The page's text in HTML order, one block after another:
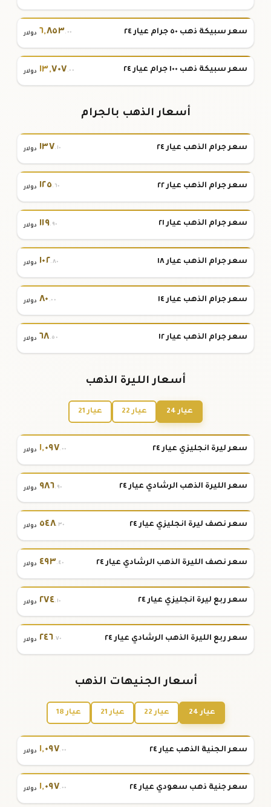
سعر سبيكة ذهب ٥٠ جرام عيار ٢٤ ٦,٨٥٣.٠٠ دولار
سعر سبيكة ذهب ١٠٠ جرام عيار ٢٤ ١٣,٧٠٧.٠٠ دولار
أسعار الذهب بالجرام
سعر جرام الذهب عيار ٢٤ ١٣٧.١٠ دولار
سعر جرام الذهب عيار ٢٢ ١٢٥.٦٠ دولار
سعر جرام الذهب عيار ٢١ ١١٩.٩٠ دولار
سعر جرام الذهب عيار ١٨ ١٠٢.٨٠ دولار
سعر جرام الذهب عيار ١٤ ٨٠ .٠٠ دولار
سعر جرام الذهب عيار ١٢ ٦٨.٥٠ دولار
أسعار الليرة الذهب
عيار 24 عيار 22 عيار 21
سعر ليرة انجليزي عيار ٢٤ ١,٠٩٧.٠٠ دولار
سعر الليرة الذهب الرشادي عيار ٢٤ ٩٨٦.٩٠ دولار
سعر نصف ليرة انجليزي عيار ٢٤ ٥٤٨.٣٠ دولار
سعر نصف الليرة الذهب الرشادي عيار ٢٤ ٤٩٣.٤٠ دولار
سعر ربع ليرة انجليزي عيار ٢٤ ٢٧٤.١٠ دولار
سعر ربع الليرة الذهب الرشادي عيار ٢٤ ٢٤٦.٧٠ دولار
أسعار الجنيهات الذهب
عيار 24 عيار 22 عيار 21 عيار 18
سعر الجنية الذهب عيار ٢٤ ١,٠٩٧.٠٠ دولار
سعر جنية ذهب سعودي عيار ٢٤ ١,٠٩٧.٠٠ دولار